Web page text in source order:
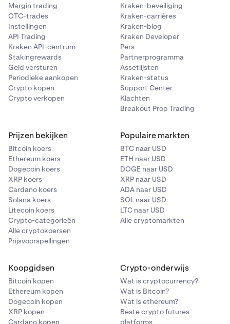
Margin trading
OTC-trades
Instellingen
API Trading
Kraken API-centrum
Stakingrewards
Geld versturen
Periodieke aankopen
Crypto kopen
Crypto verkopen
Kraken-beveiliging
Kraken-carrières
Kraken-blog
Kraken Developer
Pers
Partnerprogramma
Assetlijsten
Kraken-status
Support Center
Klachten
Breakout Prop Trading
Prijzen bekijken
Bitcoin koers
Ethereum koers
Dogecoin koers
XRP koers
Cardano koers
Solana koers
Litecoin koers
Crypto-categorieën
Alle cryptokoersen
Prijsvoorspellingen
Populaire markten
BTC naar USD
ETH naar USD
DOGE naar USD
XRP naar USD
ADA naar USD
SOL naar USD
LTC naar USD
Alle cryptomarkten
Koopgidsen
Bitcoin kopen
Ethereum kopen
Dogecoin kopen
XRP kopen
Cardano kopen
Crypto-onderwijs
Wat is cryptocurrency?
Wat is Bitcoin?
Wat is ethereum?
Beste crypto futures
platforms